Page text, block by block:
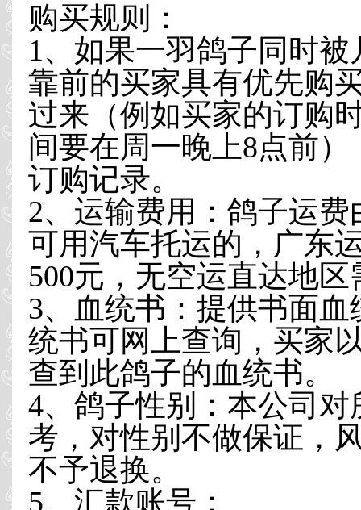
购买规则：
1、如果一羽鸽子同时
靠前的买家具有优先购
过来（例如买家的订购
间要在周一晚上8点前
订购记录。
2、运输费用：鸽子运
可用汽车托运的，广东
500元，无空运直达地
3、血统书：提供书面
统书可网上查询，买家
查到此鸽子的血统书。
4、鸽子性别：本公司
考，对性别不做保证，
不予退换。
5、汇款账号：